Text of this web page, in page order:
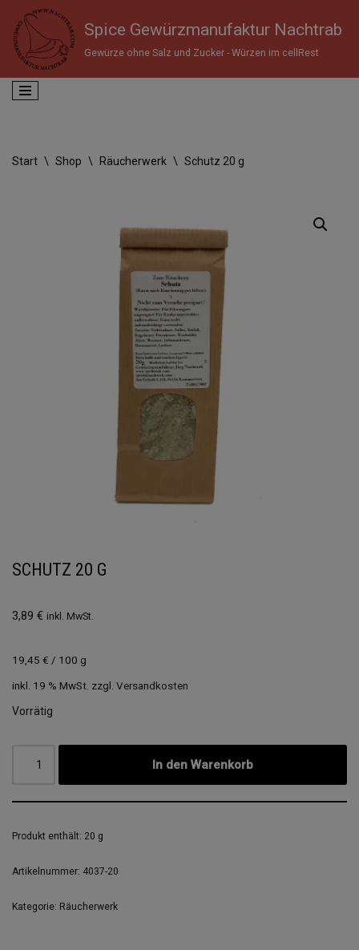
Zum
Inhalt
springen
Spice Gewürzmanufaktur Nachtrab
Gewürze ohne Salz und Zucker - Würzen im cellRest
Start \ Shop \ Räucherwerk \ Schutz 20 g
SCHUTZ 20 G
3,89 € inkl. MwSt.
19,45 € / 100 g
inkl. 19 % MwSt. zzgl. Versandkosten
Vorrätig
In den Warenkorb
Produkt enthält: 20 g
Artikelnummer: 4037-20
Kategorie: Räucherwerk